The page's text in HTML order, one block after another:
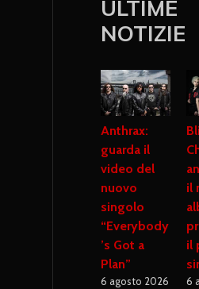
ULTIME
NOTIZIE
Anthrax:
guarda il
video del
nuovo
singolo
“Everybody
’s Got a
Plan”
6 agosto 2026
il
il
6